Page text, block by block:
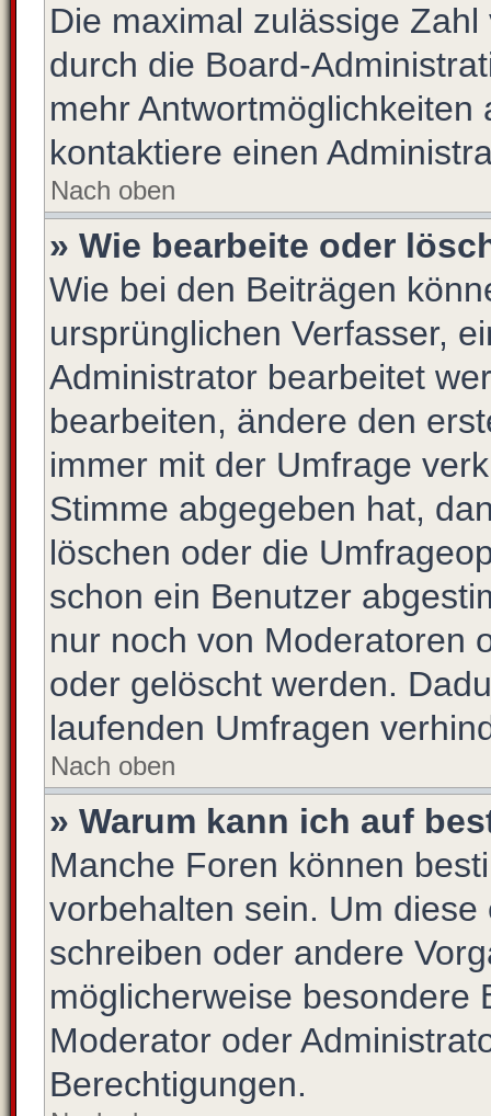
Die maximal zulässige
durch die Board-
mehr
kontaktiere einen
Nach oben
» Wie bearbeite oder
Wie bei den Beiträgen
ursprünglichen Verfasser,
Administrator bearbeitet
bearbeiten, ändere den
immer mit der Umfrage
Stimme abgegeben hat,
löschen oder die
schon ein Benutzer
nur noch von Moderatoren
oder gelöscht werden.
laufenden Umfragen
Nach oben
» Warum kann ich auf
Manche Foren können
vorbehalten sein. Um
schreiben oder andere
möglicherweise besondere
Moderator oder
Berechtigungen.